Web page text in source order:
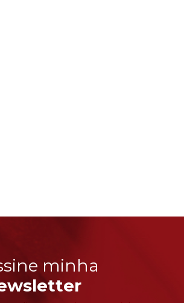
minha